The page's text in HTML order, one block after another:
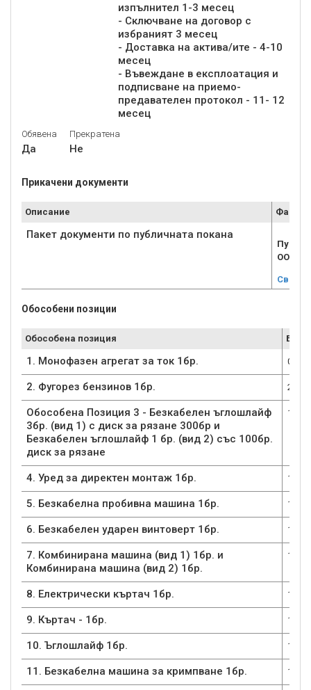
изпълнител 1-3 месец
- Сключване на договор с
избраният 3 месец
- Доставка на актива/ите - 4-10
месец
- Въвеждане в експлоатация и
подписване на приемо-
предавателен протокол - 11- 12
месец
Обявена
Да
Прекратена
Не
Прикачени документи
Описание Файл
Пакет документи по публичната покана
Свали
Обособени позиции
Обособена позиция Брой
1. Монофазен агрегат за ток 1бр. 0
2. Фугорез бензинов 1бр. 2
Обособена Позиция 3 - Безкабелен ъглошлайф
3бр. (вид 1) с диск за рязане 300бр и
Безкабелен ъглошлайф 1 бр. (вид 2) със 100бр.
диск за рязане
1
4. Уред за директен монтаж 1бр. 1
5. Безкабелна пробивна машина 1бр. 1
6. Безкабелен ударен винтоверт 1бр. 1
7. Комбинирана машина (вид 1) 1бр. и
Комбинирана машина (вид 2) 1бр.
1
8. Електрически къртач 1бр. 1
9. Къртач - 1бр. 1
10. Ъглошлайф 1бр. 1
11. Безкабелна машина за кримпване 1бр. 1